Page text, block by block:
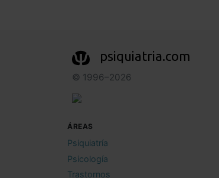
psiquiatria.com
© 1996–2026
ÁREAS
Psiquiatría
Psicología
Trastornos